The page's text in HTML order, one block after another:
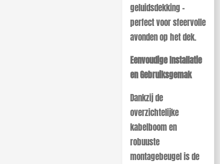
geluidsdekking –
perfect voor sfeervolle
avonden op het dek.
Eenvoudige Installatie
en Gebruiksgemak
Dankzij de
overzichtelijke
kabelboom en
robuuste
montagebeugel is de